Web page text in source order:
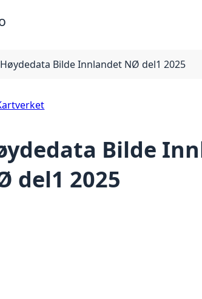
Høydedata Bilde Innlandet NØ del1 2025
Bilde
del1 2025